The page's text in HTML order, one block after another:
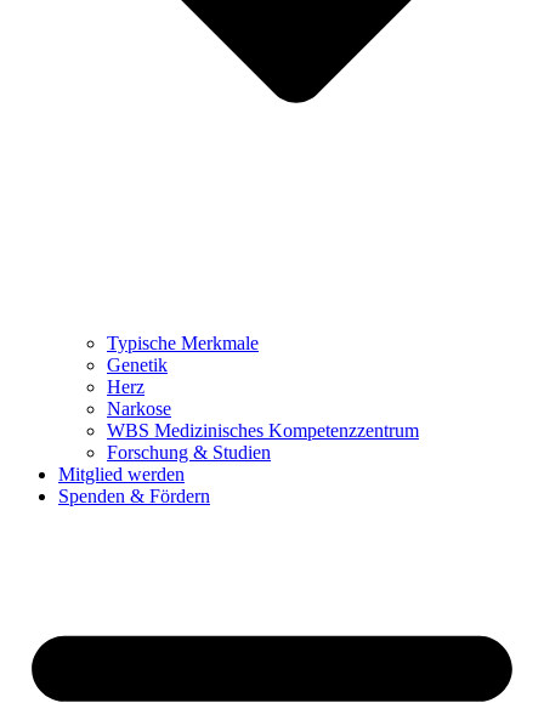
Typische Merkmale
Genetik
Herz
Narkose
WBS Medizinisches Kompetenzzentrum
Forschung & Studien
Mitglied werden
Spenden & Fördern